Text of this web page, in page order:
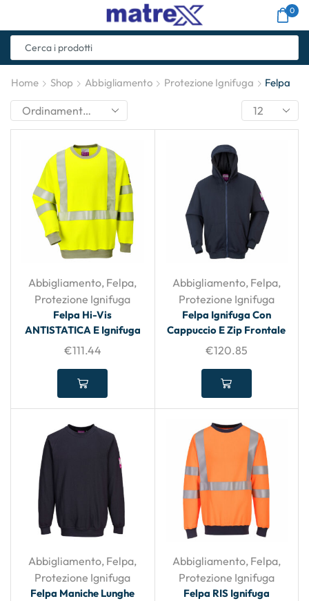
0
Home Shop Abbigliamento Protezione Ignifuga Felpa
Abbigliamento, Felpa,
Protezione Ignifuga
Felpa Hi-Vis
ANTISTATICA E Ignifuga
€111.44
Abbigliamento, Felpa,
Protezione Ignifuga
Felpa Ignifuga Con
Cappuccio E Zip Frontale
€120.85
Abbigliamento, Felpa,
Protezione Ignifuga
Felpa Maniche Lunghe
Abbigliamento, Felpa,
Protezione Ignifuga
Felpa RIS Ignifuga